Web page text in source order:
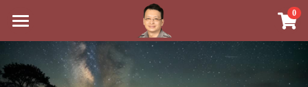
0
最新消息
關於我
×
商品分類
八字線上完整班